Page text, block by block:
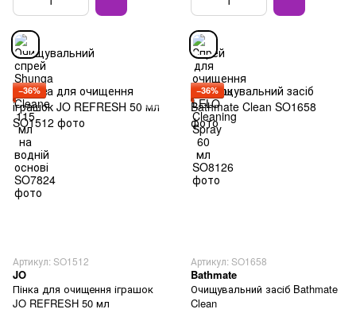
−36%
Артикул: SO1512
JO
Пінка для очищення іграшок
JO REFRESH 50 мл
−36%
Артикул: SO1658
Bathmate
Очищувальний засіб Bathmate
Clean